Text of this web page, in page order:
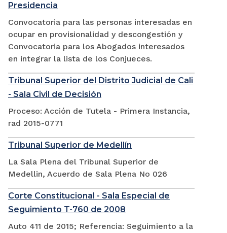
Presidencia
Convocatoria para las personas interesadas en
ocupar en provisionalidad y descongestión y
Convocatoria para los Abogados interesados
en integrar la lista de los Conjueces.
Tribunal Superior del Distrito Judicial de Cali
- Sala Civil de Decisión
Proceso: Acción de Tutela - Primera Instancia,
rad 2015-0771
Tribunal Superior de Medellín
La Sala Plena del Tribunal Superior de
Medellin, Acuerdo de Sala Plena No 026
Corte Constitucional - Sala Especial de
Seguimiento T-760 de 2008
Auto 411 de 2015; Referencia: Seguimiento a la